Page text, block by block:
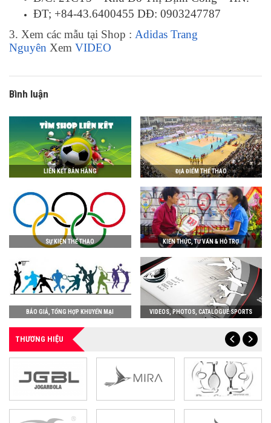
ĐT; +84-43.6400455 DĐ: 0903247787
3. Xem các mẫu tại Shop : Adidas Trang
Nguyên Xem VIDEO
Bình luận
LIÊN KẾT BÁN HÀNG ĐỊA ĐIỂM THỂ THAO
SỰ KIỆN THỂ THAO KIẾN THỨC, TƯ VẤN & HỖ TRỢ
BÁO GIÁ, TỔNG HỢP KHUYẾN MẠI VIDEOS, PHOTOS, CATALOGUE SPORTS
THƯƠNG HIỆU